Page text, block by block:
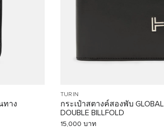
ทาง
TURIN
กระเป๋าสตางค์สองพับ GLOBAL
DOUBLE BILLFOLD
15,000 บาท